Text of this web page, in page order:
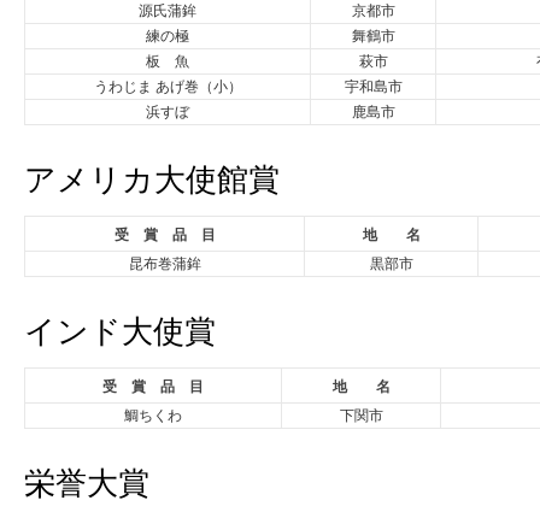
源氏蒲鉾
京都市
練の極
舞鶴市
板 魚
萩市
うわじま あげ巻（小）
宇和島市
浜すぼ
鹿島市
アメリカ大使館賞
受 賞 品 目 地 名
昆布巻蒲鉾 黒部市
インド大使賞
受 賞 品 目 地 名
鯛ちくわ 下関市
栄誉大賞